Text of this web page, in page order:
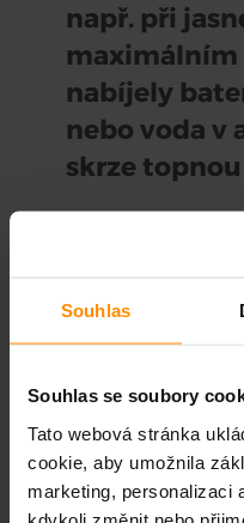
Souhlas
Souhlas se soubory
Tato webová stránka
cookie, aby umožnila
marketing, personalizaci
kdykoli změnit nebo
např. při
maximálním
nabíjely
nebo voda v
skrze topnou
Při
základě
o
chlazením)
Naše